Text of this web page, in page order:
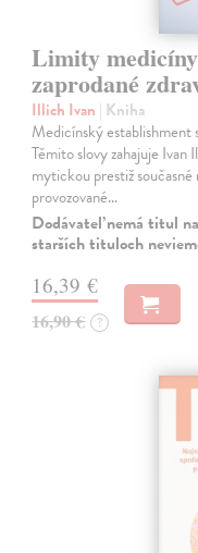
Limity
zaprodané
Illich Ivan | Kniha
Medicínský establishment
Těmito slovy zahajuje Ivan
mytickou prestiž
provozované…
Dodávateľ nemá titul
starších tituloch
16,39 €
16,90 € ?